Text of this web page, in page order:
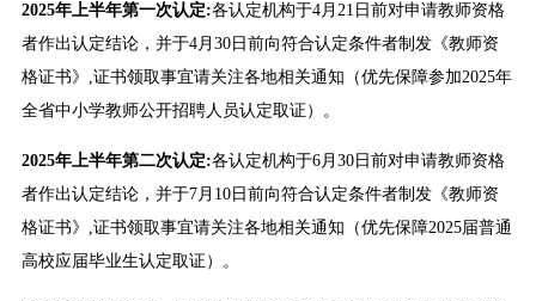
2025年上半年第一次认定:各认定机构于4月21日前对申请教师资格
者作出认定结论，并于4月30日前向符合认定条件者制发《教师资
格证书》,证书领取事宜请关注各地相关通知（优先保障参加2025年
全省中小学教师公开招聘人员认定取证）。
2025年上半年第二次认定:各认定机构于6月30日前对申请教师资格
者作出认定结论，并于7月10日前向符合认定条件者制发《教师资
格证书》,证书领取事宜请关注各地相关通知（优先保障2025届普通
高校应届毕业生认定取证）。